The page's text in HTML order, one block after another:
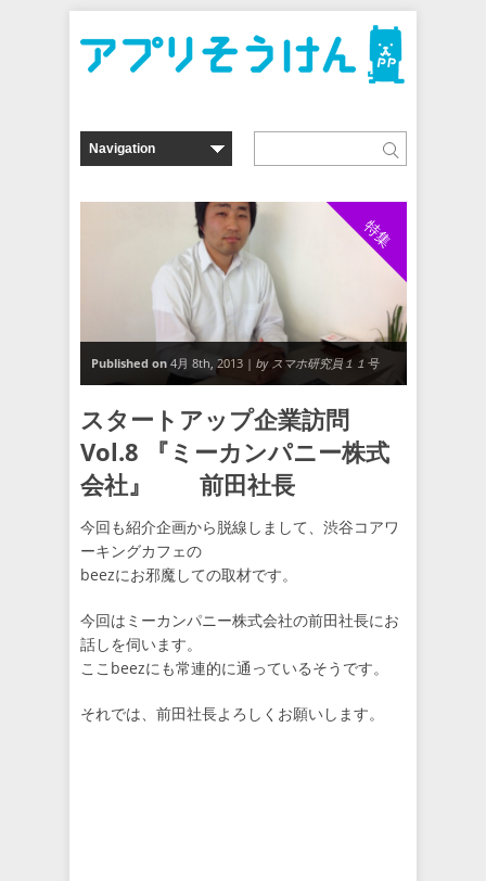
特集
Published on 4月 8th, 2013 | by スマホ研究員１１号
スタートアップ企業訪問
Vol.8 『ミーカンパニー株式
会社』 前田社長
今回も紹介企画から脱線しまして、渋谷コアワ
ーキングカフェの
beezにお邪魔しての取材です。
今回はミーカンパニー株式会社の前田社長にお
話しを伺います。
ここbeezにも常連的に通っているそうです。
それでは、前田社長よろしくお願いします。